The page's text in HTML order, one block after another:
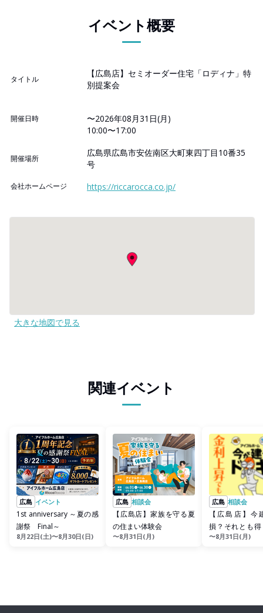
イベント概要
タイトル
【広島店】セミオーダー住宅「ロディナ」特
別提案会
開催日時
〜2026年08月31日(月)
10:00〜17:00
開催場所
広島県広島市安佐南区大町東四丁目10番35
号
会社ホームページ https://riccarocca.co.jp/
大きな地図で見る
関連イベント
広島 イベント
1st anniversary ～夏の感
謝祭 Final～
8月22日(土)〜8月30日(日)
広島 相談会
【広島店】家族を守る夏
の住まい体験会
〜8月31日(月)
広島 相談会
【広島店】今
損？それとも
金の相談会
〜8月31日(月)